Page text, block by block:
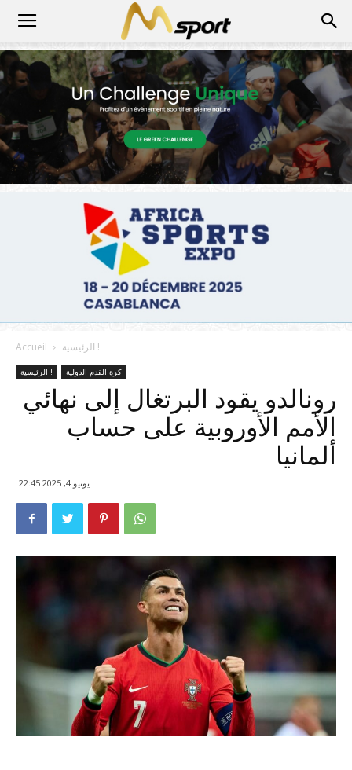
Accueil الرئيسية !
الرئيسية ! كرة القدم الدولية
رونالدو يقود البرتغال إلى نهائي
الأمم الأوروبية على حساب
ألمانيا
يونيو 4, 2025 22:45